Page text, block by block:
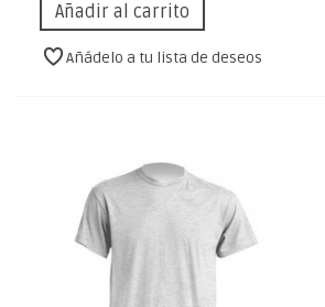
Añadir al carrito
Añádelo a tu lista de deseos